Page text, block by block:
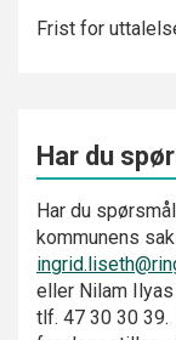
Frist for
Har du
Har du
kommunens
eller Nilam
tlf. 47 30 30 39.